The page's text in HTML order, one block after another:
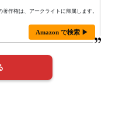
著作権は、アークライトに帰属します。
Amazon で検索 ▶